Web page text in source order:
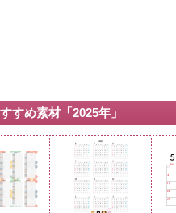
すめ素材「2025年」